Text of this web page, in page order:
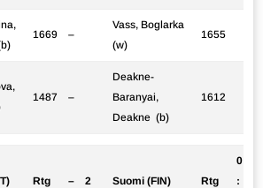
1669 –
Vass, Boglarka
(w)
1655
1487 –
Deakne-
Baranyai,
Deakne (b)
1612
Rtg – 2 Suomi (FIN) Rtg
0
: